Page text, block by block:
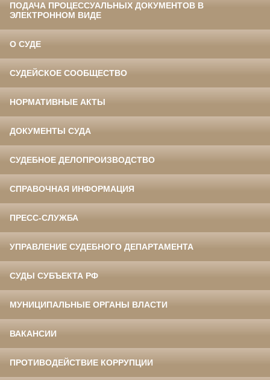
ПОДАЧА ПРОЦЕССУАЛЬНЫХ ДОКУМЕНТОВ В
ЭЛЕКТРОННОМ ВИДЕ
О СУДЕ
СУДЕЙСКОЕ СООБЩЕСТВО
НОРМАТИВНЫЕ АКТЫ
ДОКУМЕНТЫ СУДА
СУДЕБНОЕ ДЕЛОПРОИЗВОДСТВО
СПРАВОЧНАЯ ИНФОРМАЦИЯ
ПРЕСС-СЛУЖБА
УПРАВЛЕНИЕ СУДЕБНОГО ДЕПАРТАМЕНТА
СУДЫ СУБЪЕКТА РФ
МУНИЦИПАЛЬНЫЕ ОРГАНЫ ВЛАСТИ
ВАКАНСИИ
ПРОТИВОДЕЙСТВИЕ КОРРУПЦИИ